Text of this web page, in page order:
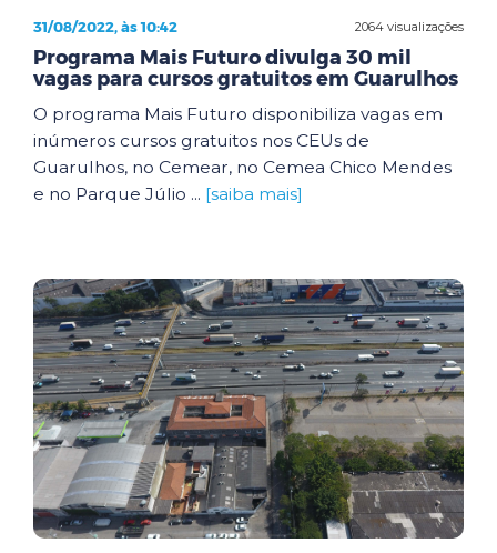
2064 visualizações
31/08/2022, às 10:42
Programa Mais Futuro divulga 30 mil
vagas para cursos gratuitos em Guarulhos
O programa Mais Futuro disponibiliza vagas em
inúmeros cursos gratuitos nos CEUs de
Guarulhos, no Cemear, no Cemea Chico Mendes
e no Parque Júlio ... [saiba mais]